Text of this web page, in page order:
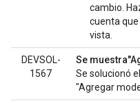
cambio.
cuenta
vista.
DEVSOL-
1567
Se
Se solucionó
"Agregar